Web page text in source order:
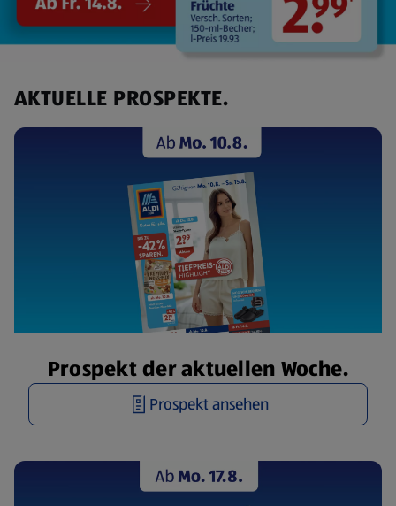
AKTUELLE PROSPEKTE.
Prospekt der aktuellen Woche.
Prospekt ansehen